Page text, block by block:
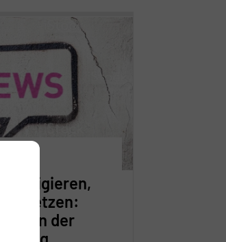
korrigieren,
setzen:
von der